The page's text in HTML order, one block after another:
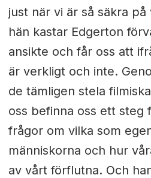
just när vi är så säkra
hän kastar Edgerton
ansikte och får oss att
är verkligt och inte.
de tämligen stela
oss befinna oss ett steg
frågor om vilka som
människorna och hur
av vårt förflutna. Och